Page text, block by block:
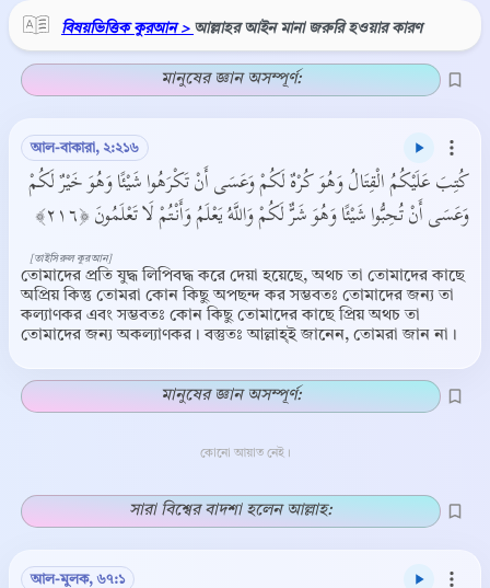
বিষয়ভিত্তিক কুরআন > আল্লাহর আইন মানা জরুরি হওয়ার কারণ
মানুষের জ্ঞান অসম্পূর্ণ:
আল-বাকারা, ২:২১৬
كُتِبَ عَلَيْكُمُ الْقِتَالُ وَهُوَ كُرْهٌ لَكُمْ وَعَسَى أَنْ تَكْرَهُوا شَيْئًا وَهُوَ خَيْرٌ لَكُمْ
وَعَسَى أَنْ تُحِبُّوا شَيْئًا وَهُوَ شَرٌّ لَكُمْ وَاللَّهُ يَعْلَمُ وَأَنْتُمْ لَا تَعْلَمُونَ ﴿٢١٦﴾
তোমাদের প্রতি যুদ্ধ লিপিবদ্ধ করে দেয়া হয়েছে, অথচ তা তোমাদের কাছে
অপ্রিয় কিন্তু তোমরা কোন কিছু অপছন্দ কর সম্ভবতঃ তোমাদের জন্য তা
কল্যাণকর এবং সম্ভবতঃ কোন কিছু তোমাদের কাছে প্রিয় অথচ তা
তোমাদের জন্য অকল্যাণকর। বস্তুতঃ আল্লাহ্ই জানেন, তোমরা জান না।
[তাইসিরুল কুরআন]
মানুষের জ্ঞান অসম্পূর্ণ:
কোনো আয়াত নেই।
সারা বিশ্বের বাদশা হলেন আল্লাহ:
আল-মুলক, ৬৭:১